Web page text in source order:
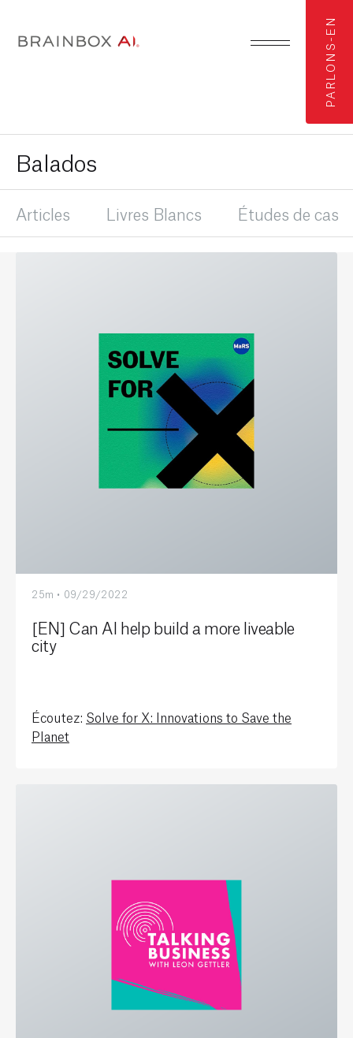
PARLONS-EN
Balados
Articles Livres Blancs Études de cas
25m • 09/29/2022
[EN] Can AI help build a more liveable
city
Écoutez: Solve for X: Innovations to Save the
Planet